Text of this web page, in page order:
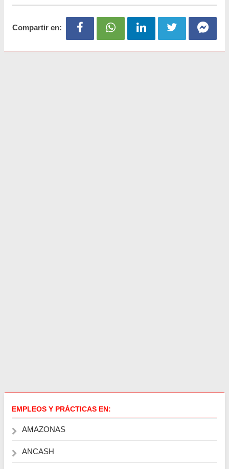
Compartir en:
EMPLEOS Y PRÁCTICAS EN:
AMAZONAS
ANCASH